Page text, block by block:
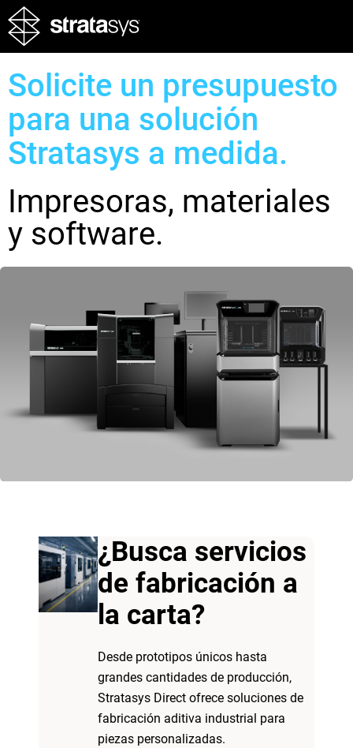
Solicite un presupuesto
para una solución
Stratasys a medida.
Impresoras, materiales
y software.
¿Busca servicios
de fabricación a
la carta?
Desde prototipos únicos hasta
grandes cantidades de producción,
Stratasys Direct ofrece soluciones de
fabricación aditiva industrial para
piezas personalizadas.